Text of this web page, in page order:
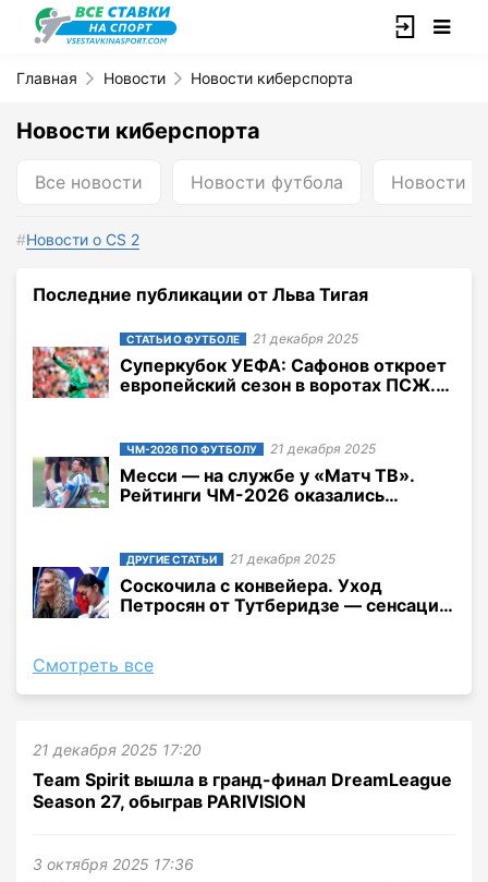
Главная Новости Новости киберспорта
Новости киберспорта
Все новости Новости футбола Новости
Новости о CS 2
Последние публикации от Льва Тигая
СТАТЬИ О ФУТБОЛЕ 21 декабря 2025
Суперкубок УЕФА: Сафонов откроет
европейский сезон в воротах ПСЖ.
ЧМ-2026 ПО ФУТБОЛУ 21 декабря 2025
Месси — на службе у «Матч ТВ».
Рейтинги ЧМ-2026 оказались
ДРУГИЕ СТАТЬИ 21 декабря 2025
Соскочила с конвейера. Уход
Петросян от Тутберидзе — сенсация
Смотреть все
21 декабря 2025 17:20
Team Spirit вышла в гранд-финал DreamLeague
Season 27, обыграв PARIVISION
3 октября 2025 17:36